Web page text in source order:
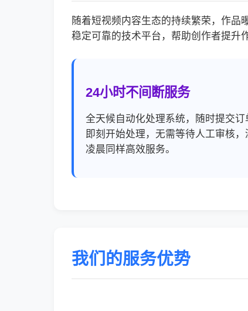
随着短视频内容生态的持续繁荣，作品
稳定可靠的技术平台，帮助创作者提升
24小时不间断服务
全天候自动化处理系统，随时提交订
即刻开始处理，无需等待人工审核，
凌晨同样高效服务。
我们的服务优势